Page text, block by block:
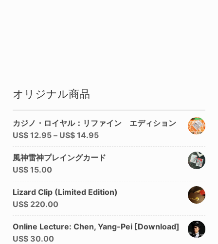
オリジナル商品
カジノ・ロイヤル：リファイン エディション
US$12.95– US$14.95
風神雷神プレイングカード
US$15.00
Lizard Clip (Limited Edition)
US$220.00
Online Lecture: Chen, Yang-Pei [Download]
US$30.00